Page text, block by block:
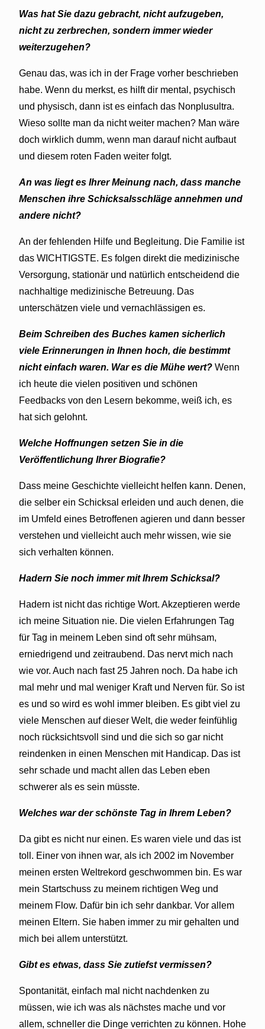
Was hat Sie dazu gebracht, nicht aufzugeben,
nicht zu zerbrechen, sondern immer wieder
weiterzugehen?
Genau das, was ich in der Frage vorher beschrieben
habe. Wenn du merkst, es hilft dir mental, psychisch
und physisch, dann ist es einfach das Nonplusultra.
Wieso sollte man da nicht weiter machen? Man wäre
doch wirklich dumm, wenn man darauf nicht aufbaut
und diesem roten Faden weiter folgt.
An was liegt es Ihrer Meinung nach, dass manche
Menschen ihre Schicksalsschläge annehmen und
andere nicht?
An der fehlenden Hilfe und Begleitung. Die Familie ist
das WICHTIGSTE. Es folgen direkt die medizinische
Versorgung, stationär und natürlich entscheidend die
nachhaltige medizinische Betreuung. Das
unterschätzen viele und vernachlässigen es.
Beim Schreiben des Buches kamen sicherlich
viele Erinnerungen in Ihnen hoch, die bestimmt
nicht einfach waren. War es die Mühe wert? Wenn
ich heute die vielen positiven und schönen
Feedbacks von den Lesern bekomme, weiß ich, es
hat sich gelohnt.
Welche Hoffnungen setzen Sie in die
Veröffentlichung Ihrer Biografie?
Dass meine Geschichte vielleicht helfen kann. Denen,
die selber ein Schicksal erleiden und auch denen, die
im Umfeld eines Betroffenen agieren und dann besser
verstehen und vielleicht auch mehr wissen, wie sie
sich verhalten können.
Hadern Sie noch immer mit Ihrem Schicksal?
Hadern ist nicht das richtige Wort. Akzeptieren werde
ich meine Situation nie. Die vielen Erfahrungen Tag
für Tag in meinem Leben sind oft sehr mühsam,
erniedrigend und zeitraubend. Das nervt mich nach
wie vor. Auch nach fast 25 Jahren noch. Da habe ich
mal mehr und mal weniger Kraft und Nerven für. So ist
es und so wird es wohl immer bleiben. Es gibt viel zu
viele Menschen auf dieser Welt, die weder feinfühlig
noch rücksichtsvoll sind und die sich so gar nicht
reindenken in einen Menschen mit Handicap. Das ist
sehr schade und macht allen das Leben eben
schwerer als es sein müsste.
Welches war der schönste Tag in Ihrem Leben?
Da gibt es nicht nur einen. Es waren viele und das ist
toll. Einer von ihnen war, als ich 2002 im November
meinen ersten Weltrekord geschwommen bin. Es war
mein Startschuss zu meinem richtigen Weg und
meinem Flow. Dafür bin ich sehr dankbar. Vor allem
meinen Eltern. Sie haben immer zu mir gehalten und
mich bei allem unterstützt.
Gibt es etwas, dass Sie zutiefst vermissen?
Spontanität, einfach mal nicht nachdenken zu
müssen, wie ich was als nächstes mache und vor
allem, schneller die Dinge verrichten zu können. Hohe